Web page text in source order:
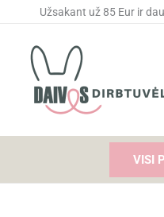
Užsakant už 85 Eur ir
VISI